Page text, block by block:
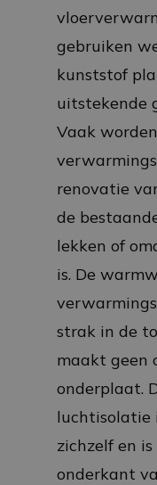
gebruiken
kunststof
uitstekende
Vaak
renovatie
de
lekken of
is. De
strak in de
maakt geen
onderplaat.
luchtisolatie
zichzelf en
onderkant